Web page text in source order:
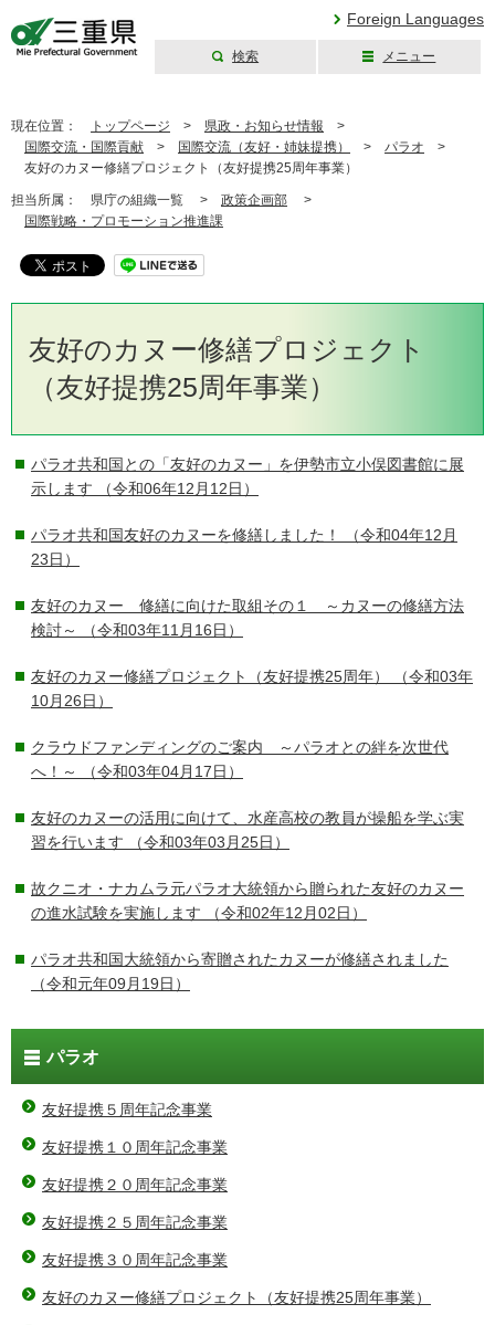
Foreign Languages
検索 メニュー
現在位置： トップページ > 県政・お知らせ情報 >
国際交流・国際貢献 > 国際交流（友好・姉妹提携） > パラオ >
友好のカヌー修繕プロジェクト（友好提携25周年事業）
担当所属： 県庁の組織一覧 > 政策企画部 >
国際戦略・プロモーション推進課
友好のカヌー修繕プロジェクト
（友好提携25周年事業）
パラオ共和国との「友好のカヌー」を伊勢市立小俣図書館に展
示します （令和06年12月12日）
パラオ共和国友好のカヌーを修繕しました！
（令和04年12月
23日）
友好のカヌー 修繕に向けた取組その１ ～カヌーの修繕方法
検討～
（令和03年11月16日）
友好のカヌー修繕プロジェクト（友好提携25周年）
（令和03年
10月26日）
クラウドファンディングのご案内 ～パラオとの絆を次世代
へ！～
（令和03年04月17日）
友好のカヌーの活用に向けて、水産高校の教員が操船を学ぶ実
習を行います （令和03年03月25日）
故クニオ・ナカムラ元パラオ大統領から贈られた友好のカヌー
の進水試験を実施します （令和02年12月02日）
パラオ共和国大統領から寄贈されたカヌーが修繕されました
（令和元年09月19日）
パラオ
友好提携５周年記念事業
友好提携１０周年記念事業
友好提携２０周年記念事業
友好提携２５周年記念事業
友好提携３０周年記念事業
友好のカヌー修繕プロジェクト（友好提携25周年事業）